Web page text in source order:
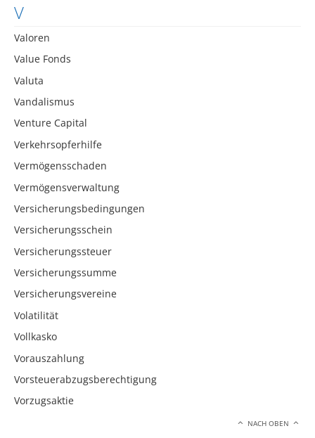
V
Valoren
Value Fonds
Valuta
Vandalismus
Venture Capital
Verkehrsopferhilfe
Vermögensschaden
Vermögensverwaltung
Versicherungsbedingungen
Versicherungsschein
Versicherungssteuer
Versicherungssumme
Versicherungsvereine
Volatilität
Vollkasko
Vorauszahlung
Vorsteuerabzugsberechtigung
Vorzugsaktie
NACH OBEN